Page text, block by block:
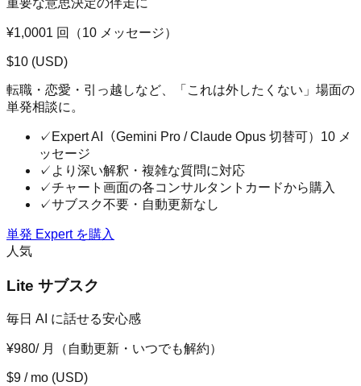
重要な意思決定の伴走に
¥1,0001 回（10 メッセージ）
$10 (USD)
転職・恋愛・引っ越しなど、「これは外したくない」場面の
単発相談に。
✓ Expert AI（Gemini Pro / Claude Opus 切替可）10 メ
ッセージ
✓ より深い解釈・複雑な質問に対応
✓チャート画面の各コンサルタントカードから購入
✓サブスク不要・自動更新なし
単発 Expert を購入
人気
Lite サブスク
毎日 AI に話せる安心感
¥980/ 月（自動更新・いつでも解約）
$9 / mo (USD)